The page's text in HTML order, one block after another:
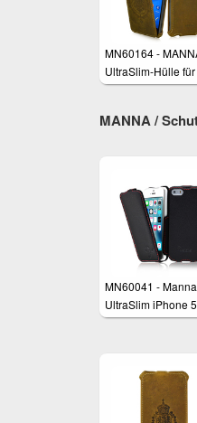
MN60164 -
UltraSlim-Hülle
Xperia Z3, Z3+
MANNA /
MN60041 - Manna
UltraSlim iPhone
iPhone 5s